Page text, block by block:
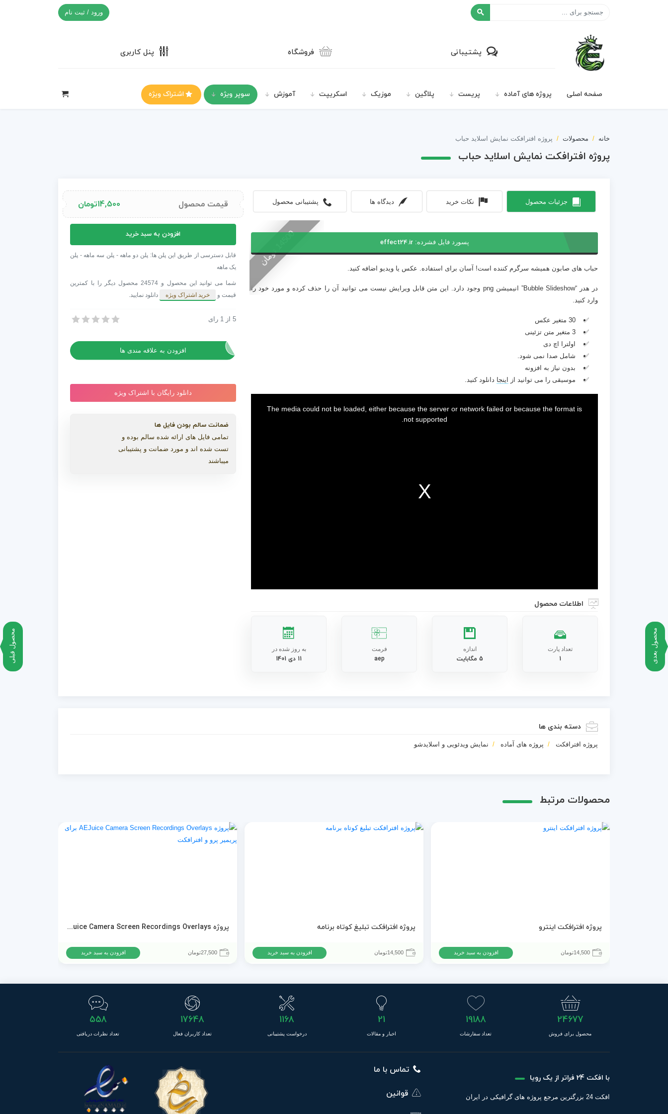
ورود / ثبت نام
پشتیبانی فروشگاه پنل کاربری
صفحه اصلی پروژه های آماده پریست پلاگین موزیک اسکریپت آموزش سوپر ویژه اشتراک ویژه
محصول قبلی محصول بعدی
خانه محصولات پروژه افترافکت نمایش اسلاید حباب
پروژه افترافکت نمایش اسلاید حباب
جزئیات محصول نکات خرید دیدگاه ها پشتیبانی محصول
1
4
5
0
0
ت
و
م
ا
ن
پسورد فایل فشرده:effect24.ir
حباب های صابون همیشه سرگرم کننده است! آسان برای استفاده. عکس یا ویدیو اضافه کنید.
در هدر “Bubble Slideshow” انیمیشن png وجود دارد. این متن قابل ویرایش نیست می توانید آن را حذف کرده و مورد خود را
وارد کنید.
30 متغیر عکس
3 متغیر متن تزئینی
اولترا اچ دی
شامل صدا نمی شود.
بدون نیاز به افزونه
موسیقی را می توانید از
اینجا دانلود کنید.
The media could not be loaded, either because the server or network failed or because the format is
not supported.
اطلاعات محصول
تعداد پارت
1
اندازه
5 مگابایت
فرمت
aep
به روز شده در
11 دی 1401
قیمت محصول 14,500تومان
افترافکت
نمایش
اسلاید
حباب
افزودن به سبد خرید
قابل دسترسی از طریق این پلن ها: پلن دو ماهه - پلن سه ماهه - پلن
یک ماهه
شما می توانید این محصول و 24574 محصول دیگر را با کمترین
قیمت و
خرید اشتراک ویژه دانلود نمایید.
پروژه افترافکت نمایش اسلاید حباب
5 از 1 رای
افزودن به علاقه مندی ها
دانلود رایگان با اشتراک ویژه
ضمانت سالم بودن فایل ها
تمامی فایل های ارائه شده سالم بوده و
تست شده اند و مورد ضمانت و پشتیبانی
میباشند
دسته بندی ها
پروژه افترافکت پروژه های آماده نمایش ویدئویی و اسلایدشو
محصولات مرتبط
پروژه افترافکت اینترو
14,500تومان افزودن به سبد خرید
پروژه افترافکت تبلیغ کوتاه برنامه
14,500تومان افزودن به سبد خرید
پروژه AEJuice Camera Screen Recordings Overlays برای پریمیر پرو و افترافکت
27,500تومان افزودن به سبد خرید
24677
محصول برای فروش
19188
تعداد سفارشات
21
اخبار و مقالات
1168
درخواست پشتیبانی
17648
تعداد کاربران فعال
558
تعداد نظرات دریافتی
با افکت 24 فراتر از یک رویا
افکت 24 بزرگترین مرجع پروژه های گرافیکی در ایران
تماس با ما
قوانین